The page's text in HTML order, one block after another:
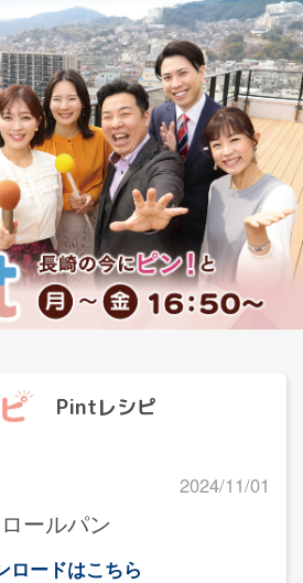
Pintレシピ
2024/11/01
ールパン
ロードはこちら